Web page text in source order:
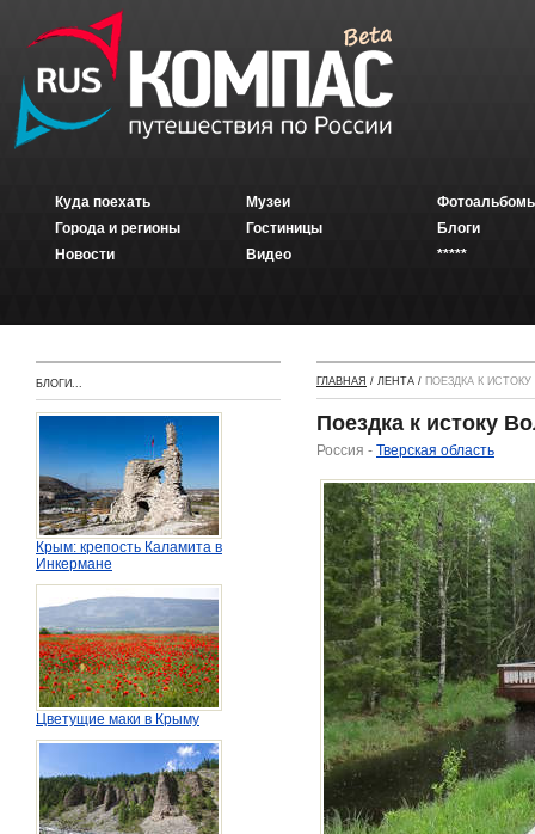
Куда поехать
Города и регионы
Новости
Музеи
Гостиницы
Видео
Блоги
*****
БЛОГИ...
Крым: крепость Каламита в
Инкермане
Цветущие маки в Крыму
ГЛАВНАЯ / ЛЕНТА / ПОЕЗДКА К ИСТОКУ
Поездка к истоку
Россия - Тверская область